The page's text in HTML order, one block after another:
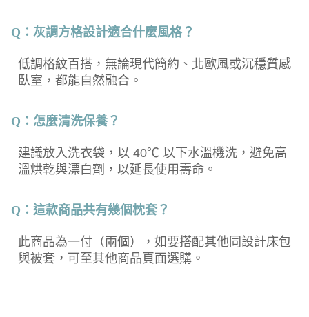
Q：灰調方格設計適合什麼風格？
低調格紋百搭，無論現代簡約、北歐風或沉穩質感
臥室，都能自然融合。
Q：怎麼清洗保養？
建議放入洗衣袋，以 40℃ 以下水溫機洗，避免高
溫烘乾與漂白劑，以延長使用壽命。
Q：這款商品共有幾個枕套？
此商品為一付（兩個），如要搭配其他同設計床包
與被套，可至其他商品頁面選購。